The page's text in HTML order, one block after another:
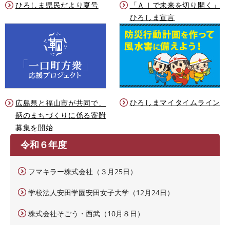
ひろしま県民だより夏号
「ＡＩで未来を切り開く」
ひろしま宣言
広島県と福山市が共同で、
鞆のまちづくりに係る寄附
募集を開始
ひろしまマイタイムライン
令和６年度
フマキラー株式会社（３月25日）
学校法人安田学園安田女子大学（12月24日）
株式会社そごう・西武（10月８日）